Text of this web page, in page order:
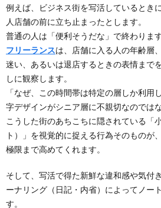
例えば、ビジネス街を写活しているとき
人店舗の前に立ち止まったとします。
普通の人は「便利そうだな」で終わりま
フリーランスは、店舗に入る人の年齢層
迷い、あるいは退店するときの表情まで
しに観察します。
「なぜ、この時間帯は特定の層しか利用
字デザインがシニア層に不親切なのでは
こうした街のあちこちに隠されている「
ト）」を視覚的に捉える行為そのものが
極限まで高めてくれます。
そして、写活で得た新鮮な違和感や気付
ーナリング（日記・内省）によってノー
す。